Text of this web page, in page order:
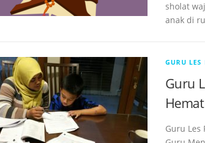
sholat
anak di
GURU LES
Guru
Guru Les